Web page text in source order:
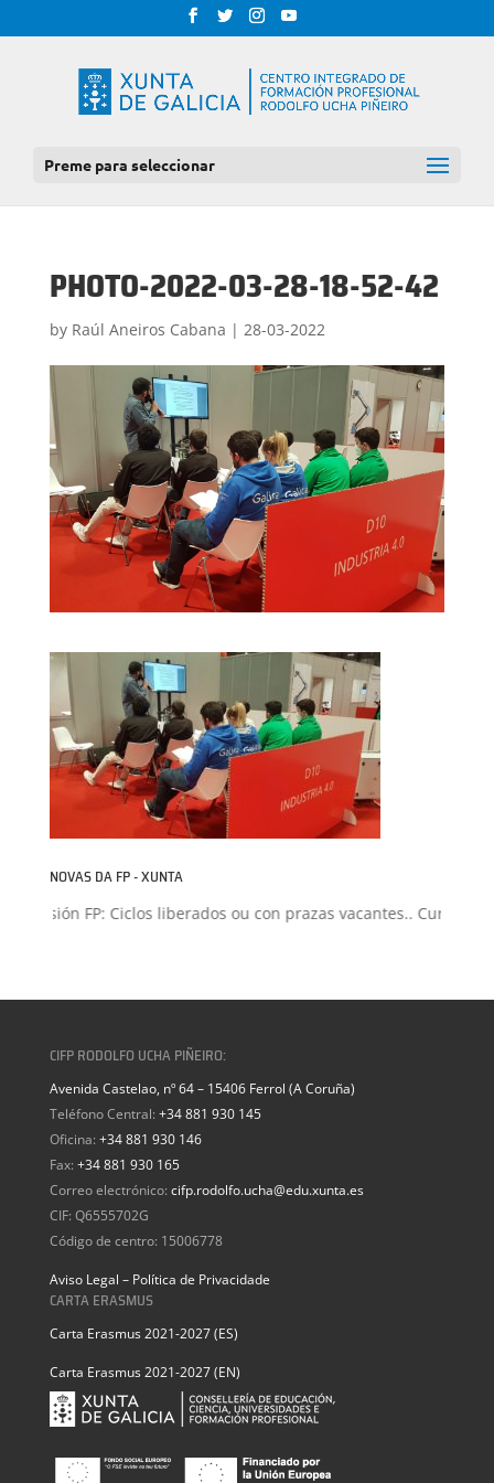
Preme para seleccionar
PHOTO-2022-03-28-18-52-42
by Raúl Aneiros Cabana | 28-03-2022
NOVAS DA FP - XUNTA
FP: Ciclos liberados ou con prazas vacantes.. Curso 2026-
CIFP RODOLFO UCHA PIÑEIRO:
Avenida Castelao, nº 64 – 15406 Ferrol (A Coruña)
Teléfono Central: +34 881 930 145
Oficina: +34 881 930 146
Fax: +34 881 930 165
Correo electrónico: cifp.rodolfo.ucha@edu.xunta.es
CIF: Q6555702G
Código de centro: 15006778
Aviso Legal – Política de Privacidade
CARTA ERASMUS
Carta Erasmus 2021-2027 (ES)
Carta Erasmus 2021-2027 (EN)